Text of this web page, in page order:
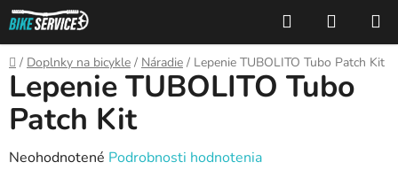
Prejsť
na
obsah
Hľadať
KOŠÍK
Domov
/ Doplnky na bicykle / Náradie / Lepenie TUBOLITO Tubo Patch Kit
Lepenie TUBOLITO Tubo
Patch Kit
Priemerné
Neohodnotené Podrobnosti hodnotenia